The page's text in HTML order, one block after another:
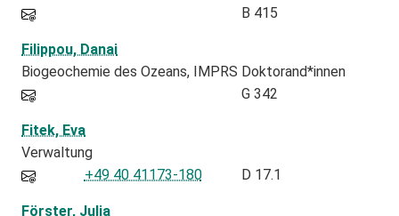
B 415
Filippou, Danai
Biogeochemie des Ozeans IMPRS Doktorand*innen
G 342
Fitek, Eva
Verwaltung
+49 40 41173-180
D 17.1
Förster, Julia